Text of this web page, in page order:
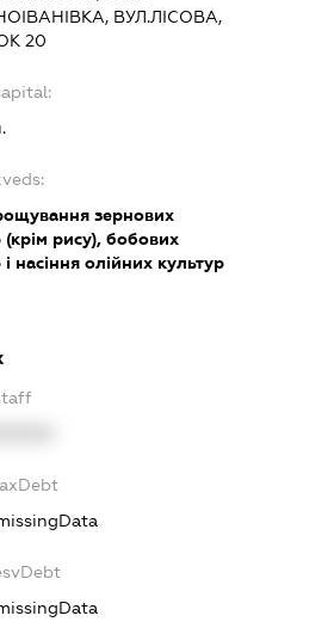
ВУЛ.ЛІСОВА,
20
зернових
(крім рису), бобових
і насіння олійних культур